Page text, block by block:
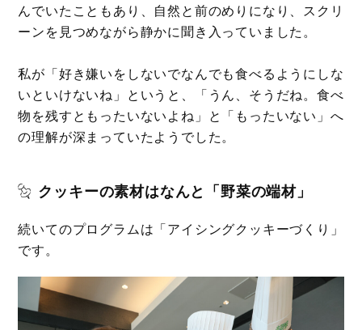
んでいたこともあり、自然と前のめりになり、スクリ
ーンを見つめながら静かに聞き入っていました。
私が「好き嫌いをしないでなんでも食べるようにしな
いといけないね」というと、「うん、そうだね。食べ
物を残すともったいないよね」と「もったいない」へ
の理解が深まっていたようでした。
クッキーの素材はなんと「野菜の端材」
続いてのプログラムは「アイシングクッキーづくり」
です。